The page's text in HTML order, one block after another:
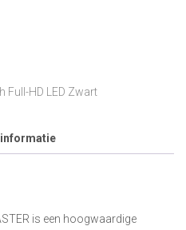
Full-HD LED Zwart
is een hoogwaardige